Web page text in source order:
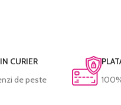
CURIER
de peste